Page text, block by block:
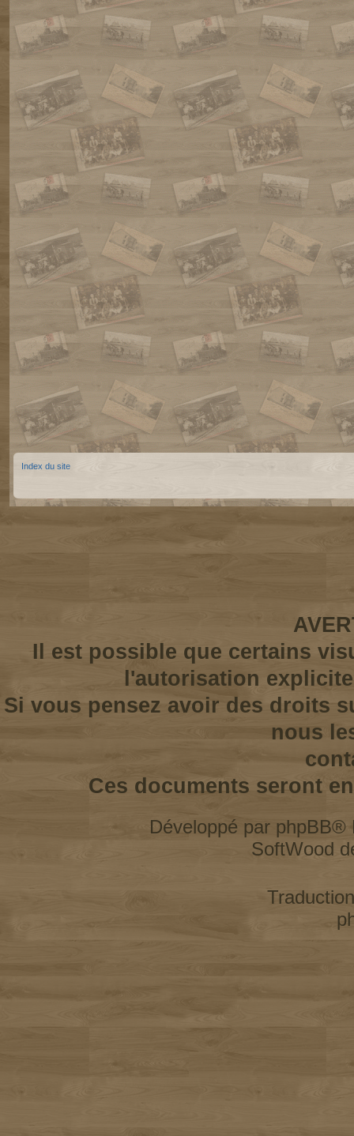
Index du site
Il est possible que certains
l'autorisation
Si vous pensez avoir des droits
nous
Ces documents seront
Développé par phpBB®
SoftWood